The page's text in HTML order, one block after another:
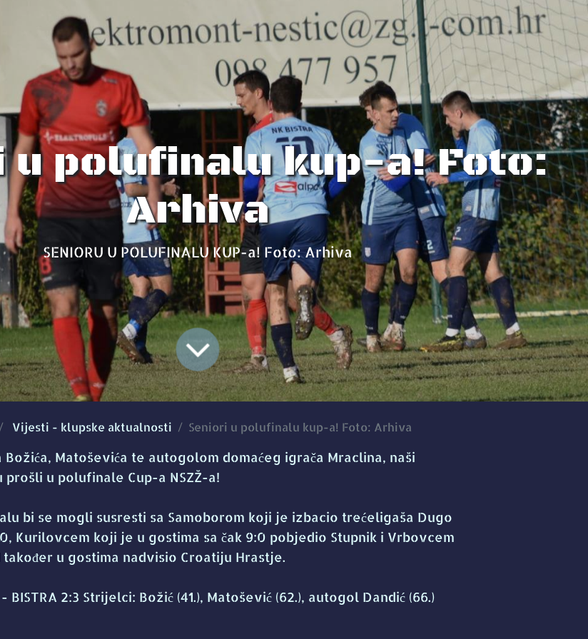
u polufinalu kup-a! Foto:
Arhiva
SENIORU U POLUFINALU KUP-a! Foto: Arhiva
Vijesti - klupske aktualnosti Seniori u polufinalu kup-a! Foto: Arhiva
Božića, Matoševića te autogolom domaćeg igrača Mraclina, naši
prošli u polufinale Cup-a NSZŽ-a!
bi se mogli susresti sa Samoborom koji je izbacio trećeligaša Dugo
Kurilovcem koji je u gostima sa čak 9:0 pobjedio Stupnik i Vrbovcem
također u gostima nadvisio Croatiju Hrastje.
- BISTRA 2:3 Strijelci: Božić (41.), Matošević (62.), autogol Dandić (66.)